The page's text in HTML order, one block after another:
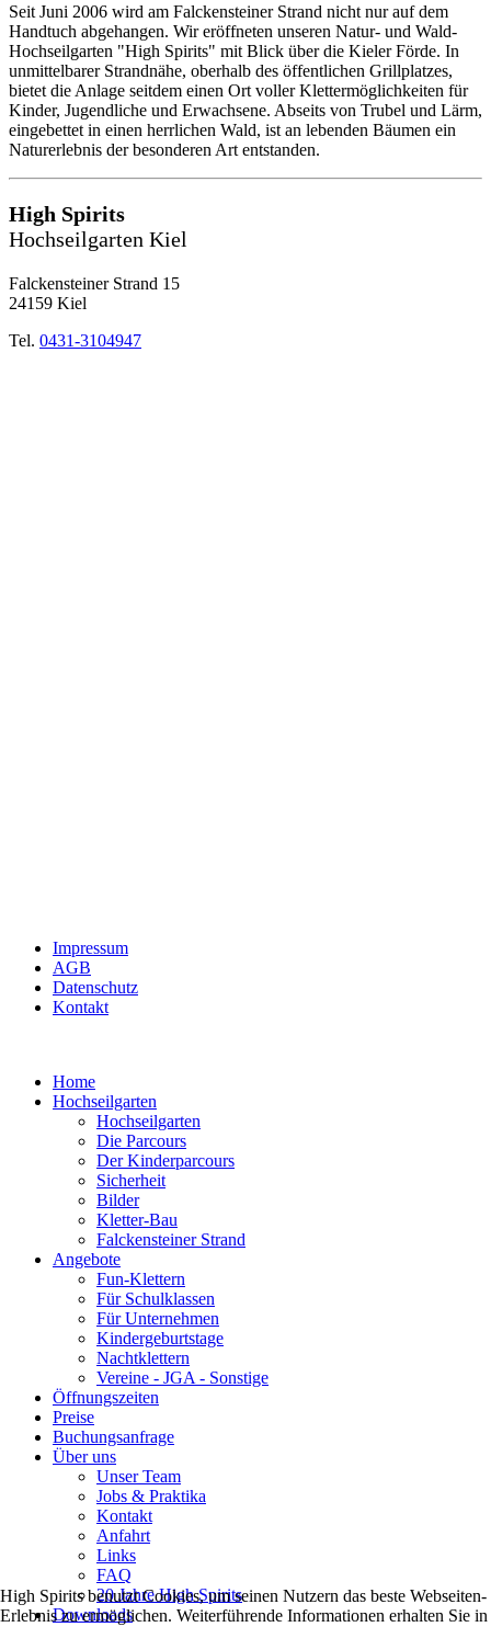
Seit Juni 2006 wird am Falckensteiner Strand nicht nur auf dem
Handtuch abgehangen. Wir eröffneten unseren Natur- und Wald-
Hochseilgarten "High Spirits" mit Blick über die Kieler Förde. In
unmittelbarer Strandnähe, oberhalb des öffentlichen Grillplatzes,
bietet die Anlage seitdem einen Ort voller Klettermöglichkeiten für
Kinder, Jugendliche und Erwachsene. Abseits von Trubel und Lärm,
eingebettet in einen herrlichen Wald, ist an lebenden Bäumen ein
Naturerlebnis der besonderen Art entstanden.
High Spirits
Hochseilgarten Kiel
Falckensteiner Strand 15
24159 Kiel
Tel. 0431-3104947
Impressum
AGB
Datenschutz
Kontakt
Home
Hochseilgarten
Hochseilgarten
Die Parcours
Der Kinderparcours
Sicherheit
Bilder
Kletter-Bau
Falckensteiner Strand
Angebote
Fun-Klettern
Für Schulklassen
Für Unternehmen
Kindergeburtstage
Nachtklettern
Vereine - JGA - Sonstige
Öffnungszeiten
Preise
Buchungsanfrage
Über uns
Unser Team
Jobs & Praktika
Kontakt
Anfahrt
Links
FAQ
20 Jahre High Spirits
Downloads
High Spirits benutzt Cookies, um seinen Nutzern das beste Webseiten-
Erlebnis zu ermöglichen. Weiterführende Informationen erhalten Sie in